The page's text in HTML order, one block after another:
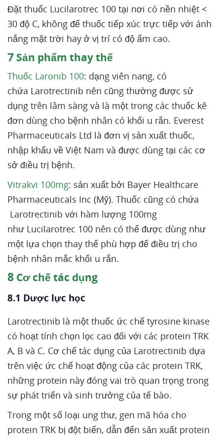
Đặt thuốc Lucilarotrec 100 tại nơi có nền nhiệt <
30 độ C, không để thuốc tiếp xúc trực tiếp với ánh
nắng mặt trời hay ở vị trí có độ ẩm cao.
7 Sản phẩm thay thế
Thuốc Laronib 100: dạng viên nang, có
chứa Larotrectinib nên cũng thường được sử
dụng trên lâm sàng và là một trong các thuốc kê
đơn dùng cho bệnh nhân có khối u rắn. Everest
Pharmaceuticals Ltd là đơn vị sản xuất thuốc,
nhập khẩu về Việt Nam và được dùng tại các cơ
sở điều trị bệnh.
Vitrakvi 100mg: sản xuất bởi Bayer Healthcare
Pharmaceuticals Inc (Mỹ). Thuốc cũng có chứa
Larotrectinib với hàm lượng 100mg
như Lucilarotrec 100 nên có thể được dùng như
một lựa chọn thay thế phù hợp để điều trị cho
bệnh nhân mắc khối u rắn.
8 Cơ chế tác dụng
8.1 Dược lực học
Larotrectinib là một thuốc ức chế tyrosine kinase
có hoạt tính chọn lọc cao đối với các protein TRK
A, B và C. Cơ chế tác dụng của Larotrectinib dựa
trên việc ức chế hoạt động của các protein TRK,
những protein này đóng vai trò quan trọng trong
sự phát triển và sinh trưởng của tế bào.
Trong một số loại ung thư, gen mã hóa cho
protein TRK bị đột biến, dẫn đến sản xuất protein